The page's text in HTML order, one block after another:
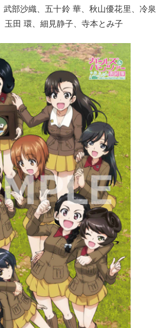
部沙織、五十鈴 華、秋山優花里、冷泉
玉田 環、細見静子、寺本とみ子